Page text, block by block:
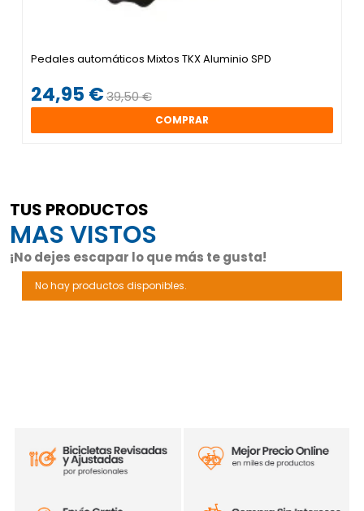
Pedales automáticos Mixtos TKX Aluminio SPD
24,95 €39,50 €
COMPRAR
TUS PRODUCTOS
MAS VISTOS
¡No dejes escapar lo que más te gusta!
No hay productos disponibles.